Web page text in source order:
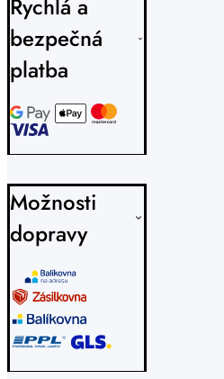
Rychlá a
bezpečná
platba
Možnosti
dopravy